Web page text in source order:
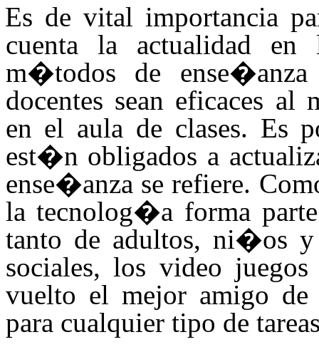
Es de vital importancia
cuenta la actualidad
m�todos de
docentes sean eficaces
en el aula de clases. Es
est�n obligados a
ense�anza se refiere.
la tecnolog�a forma
tanto de adultos, ni�os y
sociales, los video
vuelto el mejor amigo de
para cualquier tipo de